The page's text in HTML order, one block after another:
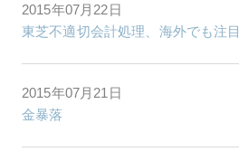
2015年07月22日
東芝不適切会計処理、海外でも注目
2015年07月21日
金暴落